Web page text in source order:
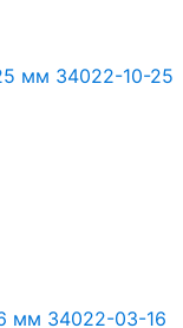
мм 34022-10-25